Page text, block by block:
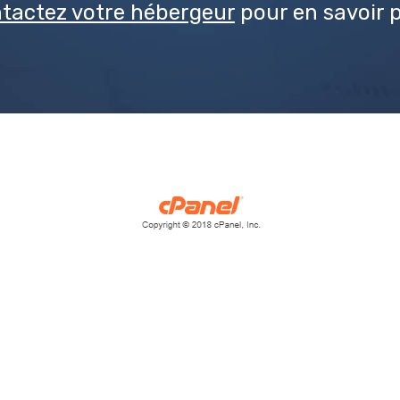
votre hébergeur pour en savoir